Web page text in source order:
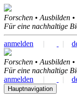
Forschen • Ausbilden •
Für eine nachhaltige
anmelden | |
Forschen • Ausbilden •
Für eine nachhaltige
anmelden
| |
Hauptnavigation